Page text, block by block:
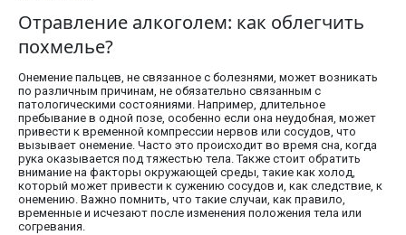
Отравление алкоголем: как облегчить
похмелье?
Онемение пальцев, не связанное с болезнями, может возникать
по различным причинам, не обязательно связанным с
патологическими состояниями. Например, длительное
пребывание в одной позе, особенно если она неудобная, может
привести к временной компрессии нервов или сосудов, что
вызывает онемение. Часто это происходит во время сна, когда
рука оказывается под тяжестью тела. Также стоит обратить
внимание на факторы окружающей среды, такие как холод,
который может привести к сужению сосудов и, как следствие, к
онемению. Важно помнить, что такие случаи, как правило,
временные и исчезают после изменения положения тела или
согревания.